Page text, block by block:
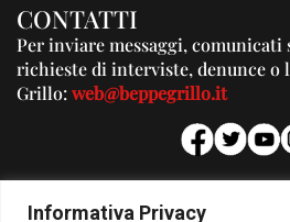
Informativa Privacy
CONTATTI
Per inviare messaggi, comunicati
richieste di interviste, denunce o
Grillo:web@beppegrillo.it